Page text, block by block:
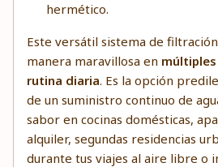
hermético.
Este versátil sistema de
manera maravillosa en
rutina diaria. Es la opción
de un suministro continuo de
sabor en cocinas domésticas,
alquiler, segundas residencias
durante tus viajes al aire libre o